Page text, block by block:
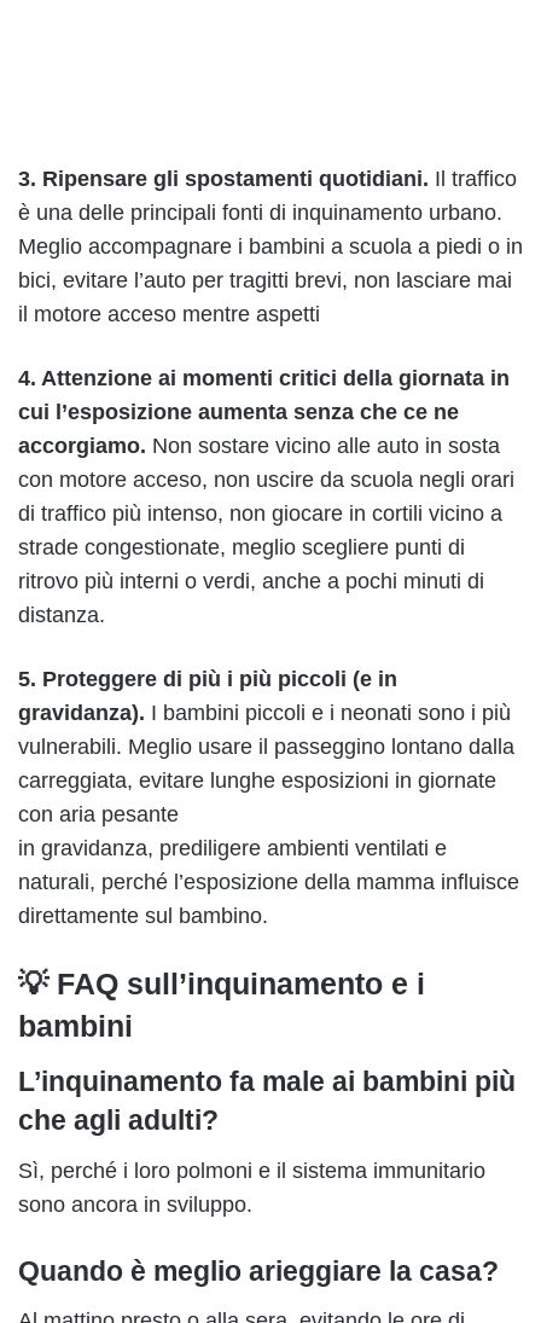
3. Ripensare gli spostamenti quotidiani. Il traffico
è una delle principali fonti di inquinamento urbano.
Meglio accompagnare i bambini a scuola a piedi o in
bici, evitare l’auto per tragitti brevi, non lasciare mai
il motore acceso mentre aspetti
4. Attenzione ai momenti critici della giornata in
cui l’esposizione aumenta senza che ce ne
accorgiamo. Non sostare vicino alle auto in sosta
con motore acceso, non uscire da scuola negli orari
di traffico più intenso, non giocare in cortili vicino a
strade congestionate, meglio scegliere punti di
ritrovo più interni o verdi, anche a pochi minuti di
distanza.
5. Proteggere di più i più piccoli (e in
gravidanza). I bambini piccoli e i neonati sono i più
vulnerabili. Meglio usare il passeggino lontano dalla
carreggiata, evitare lunghe esposizioni in giornate
con aria pesante
in gravidanza, prediligere ambienti ventilati e
naturali, perché l’esposizione della mamma influisce
direttamente sul bambino.
💡 FAQ sull’inquinamento e i
bambini
L’inquinamento fa male ai bambini più
che agli adulti?
Sì, perché i loro polmoni e il sistema immunitario
sono ancora in sviluppo.
Quando è meglio arieggiare la casa?